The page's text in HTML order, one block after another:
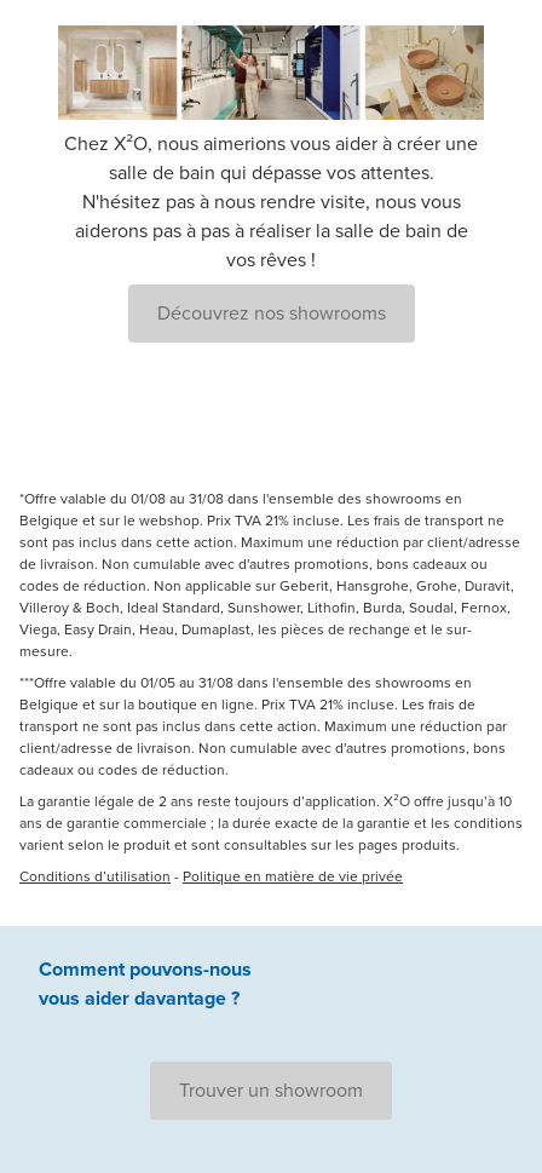
Chez X²O, nous aimerions vous aider à créer une
salle de bain qui dépasse vos attentes.
N'hésitez pas à nous rendre visite, nous vous
aiderons pas à pas à réaliser la salle de bain de
vos rêves !
Découvrez nos showrooms
*Offre valable du 01/08 au 31/08 dans l'ensemble des showrooms en
Belgique et sur le webshop. Prix TVA 21% incluse. Les frais de transport ne
sont pas inclus dans cette action. Maximum une réduction par client/adresse
de livraison. Non cumulable avec d'autres promotions, bons cadeaux ou
codes de réduction. Non applicable sur Geberit, Hansgrohe, Grohe, Duravit,
Villeroy & Boch, Ideal Standard, Sunshower, Lithofin, Burda, Soudal, Fernox,
Viega, Easy Drain, Heau, Dumaplast, les pièces de rechange et le sur-
mesure.
***Offre valable du 01/05 au 31/08 dans l'ensemble des showrooms en
Belgique et sur la boutique en ligne. Prix TVA 21% incluse. Les frais de
transport ne sont pas inclus dans cette action. Maximum une réduction par
client/adresse de livraison. Non cumulable avec d'autres promotions, bons
cadeaux ou codes de réduction.
La garantie légale de 2 ans reste toujours d’application. X²O offre jusqu’à 10
ans de garantie commerciale ; la durée exacte de la garantie et les conditions
varient selon le produit et sont consultables sur les pages produits.
Conditions d’utilisation - Politique en matière de vie privée
Comment pouvons-nous
vous aiderdavantage ?
Trouver un showroom